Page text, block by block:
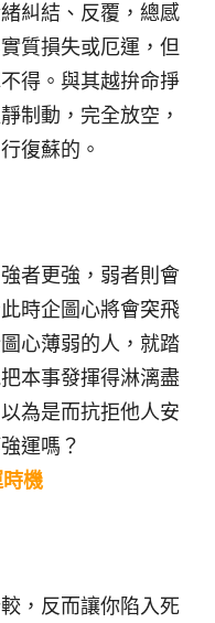
糾結、反覆，總感
質損失或厄運，但
得。與其越拚命掙
制動，完全放空，
復蘇的。
者更強，弱者則會
時企圖心將會突飛
心薄弱的人，就踏
本事發揮得淋漓盡
為是而抗拒他人安
運嗎？
機
，反而讓你陷入死